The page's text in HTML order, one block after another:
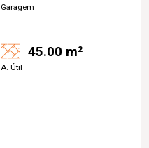
Garagem
45.00 m²
A. Útil